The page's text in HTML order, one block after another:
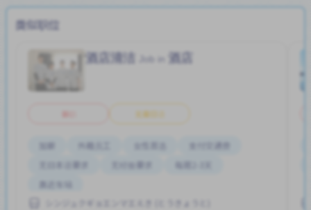
类似职位
兼职 无需日语
加薪 外籍员工
支付交通费
无日本语要求
无经验要求
每周2-3天
靠近车站
シンジュクギョエンマエえき (とうきょうと)